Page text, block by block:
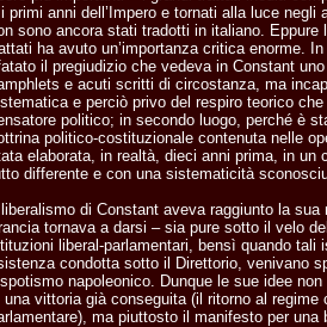
primi anni dell’Impero e tornati alla luce negli
sono ancora stati tradotti in italiano. Eppure
ha avuto un’importanza critica enorme.
il pregiudizio che vedeva in Constant
e acuti scritti di circostanza, ma
e perciò privo del respiro teorico
politico; in secondo luogo, perché è
politico-costituzionale contenuta nelle
elaborata, in realtà, dieci anni prima, in un
differente e con una sistematicità
liberalismo di Constant aveva raggiunto la
tornava a darsi – sia pure sotto il velo
liberal-parlamentari, bensì quando tali
condotta sotto il Direttorio, venivano
napoleonico. Dunque le sue idee
una vittoria già conseguita (il ritorno al regime
ma piuttosto il manifesto per una